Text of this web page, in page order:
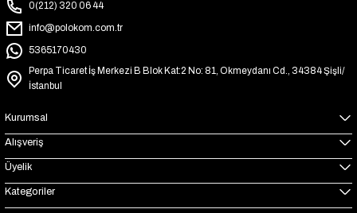
0(212) 320 06 44
info@polokom.com.tr
5365170430
Perpa Ticaret İş Merkezi B Blok Kat:2 No: 81, Okmeydanı Cd., 34384 Şişli/
İstanbul
Kurumsal
Alışveriş
Üyelik
Kategoriler